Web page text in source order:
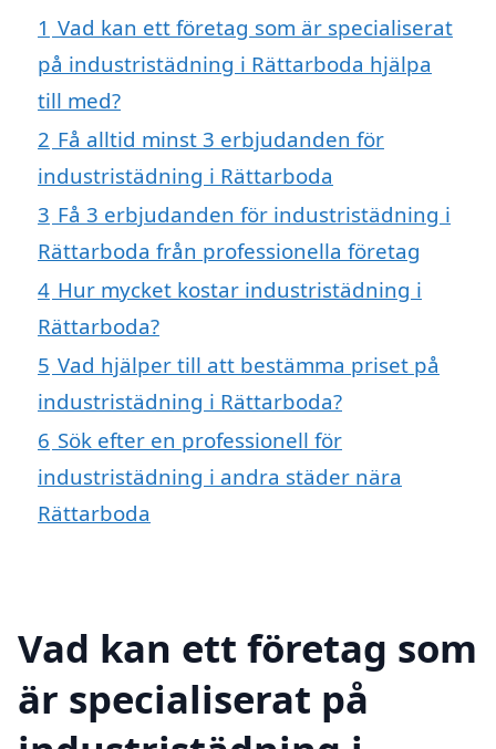
1 Vad kan ett företag som är specialiserat
på industristädning i Rättarboda hjälpa
till med?
2 Få alltid minst 3 erbjudanden för
industristädning i Rättarboda
3 Få 3 erbjudanden för industristädning i
Rättarboda från professionella företag
4 Hur mycket kostar industristädning i
Rättarboda?
5 Vad hjälper till att bestämma priset på
industristädning i Rättarboda?
6 Sök efter en professionell för
industristädning i andra städer nära
Rättarboda
Vad kan ett företag som
är specialiserat på